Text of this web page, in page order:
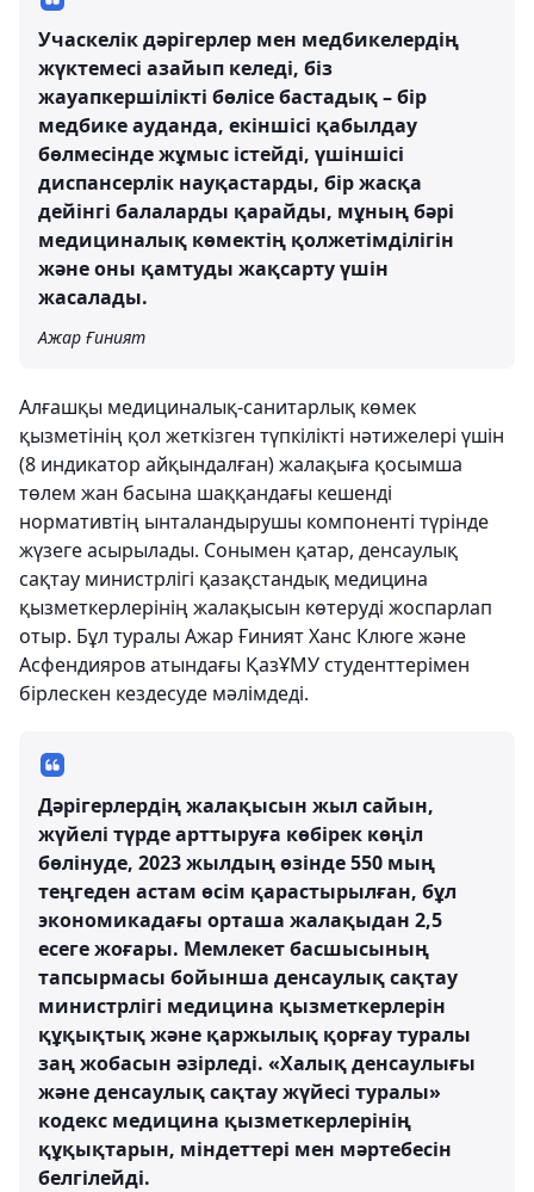
Учаскелік дәрігерлер мен медбикелердің
жүктемесі азайып келеді, біз
жауапкершілікті бөлісе бастадық – бір
медбике ауданда, екіншісі қабылдау
бөлмесінде жұмыс істейді, үшіншісі
диспансерлік науқастарды, бір жасқа
дейінгі балаларды қарайды, мұның бәрі
медициналық көмектің қолжетімділігін
және оны қамтуды жақсарту үшін
жасалады.
Ажар Ғиният
Алғашқы медициналық-санитарлық көмек
қызметінің қол жеткізген түпкілікті нәтижелері үшін
(8 индикатор айқындалған) жалақыға қосымша
төлем жан басына шаққандағы кешенді
нормативтің ынталандырушы компоненті түрінде
жүзеге асырылады. Сонымен қатар, денсаулық
сақтау министрлігі қазақстандық медицина
қызметкерлерінің жалақысын көтеруді жоспарлап
отыр. Бұл туралы Ажар Ғиният Ханс Клюге және
Асфендияров атындағы ҚазҰМУ студенттерімен
бірлескен кездесуде мәлімдеді.
Дәрігерлердің жалақысын жыл сайын,
жүйелі түрде арттыруға көбірек көңіл
бөлінуде, 2023 жылдың өзінде 550 мың
теңгеден астам өсім қарастырылған, бұл
экономикадағы орташа жалақыдан 2,5
есеге жоғары. Мемлекет басшысының
тапсырмасы бойынша денсаулық сақтау
министрлігі медицина қызметкерлерін
құқықтық және қаржылық қорғау туралы
заң жобасын әзірледі. «Халық денсаулығы
және денсаулық сақтау жүйесі туралы»
кодекс медицина қызметкерлерінің
құқықтарын, міндеттері мен мәртебесін
белгілейді.